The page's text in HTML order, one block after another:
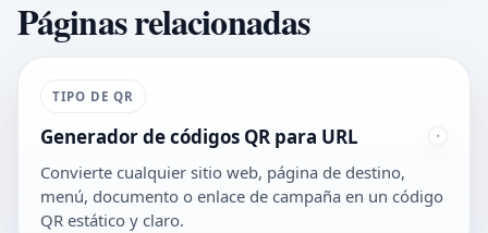
Páginas relacionadas
TIPO DE QR
Generador de códigos QR para URL
Convierte cualquier sitio web, página de destino,
menú, documento o enlace de campaña en un código
QR estático y claro.